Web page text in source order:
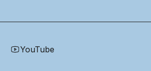
YouTube